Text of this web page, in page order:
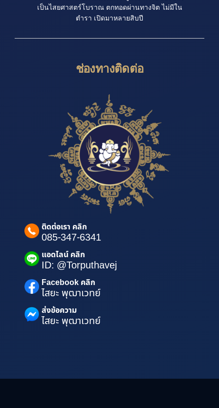
เป็นไสยศาสตร์โบราณ ตกทอดผ่านทางจิต ไม่มีใน
ตำรา เปิดมาหลายสิบปี
ช่องทางติดต่อ
ติดต่อเรา คลิก
085-347-6341
แอดไลน์ คลิก
ID: @Torputhavej
Facebook คลิก
ไสยะ พุฒาเวทย์
ส่งข้อความ
ไสยะ พุฒาเวทย์